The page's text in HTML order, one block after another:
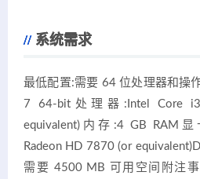
系统需求
最低配置:需要 64 位处理器和操
7 64-bit处理器:Intel Core
equivalent)内存:4 GB RAM显
Radeon HD 7870 (or
需要 4500 MB 可用空间附注